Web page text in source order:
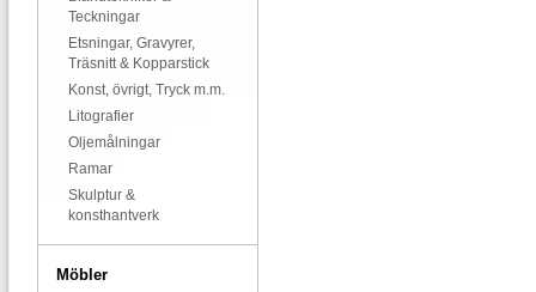
Teckningar
Etsningar, Gravyrer,
Träsnitt & Kopparstick
Konst, övrigt, Tryck m.m.
Litografier
Oljemålningar
Ramar
Skulptur &
konsthantverk
Möbler